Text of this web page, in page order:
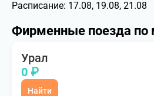
Расписание: 17.08, 19.08, 21.08
Фирменные поезда по
Урал
0 ₽
Найти